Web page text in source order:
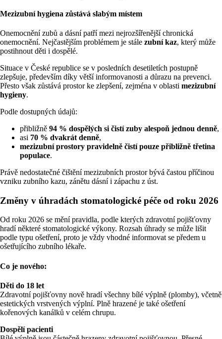
Mezizubní hygiena zůstává slabým místem
Onemocnění zubů a dásní patří mezi nejrozšířenější chronická
onemocnění. Nejčastějším problémem je stále zubní kaz, který může
postihnout děti i dospělé.
Situace v České republice se v posledních desetiletích postupně
zlepšuje, především díky větší informovanosti a důrazu na prevenci.
Přesto však zůstává prostor ke zlepšení, zejména v oblasti mezizubní
hygieny.
Podle dostupných údajů:
přibližně 94 % dospělých si čistí zuby alespoň jednou denně,
asi 70 % dvakrát denně,
mezizubní prostory pravidelně čistí pouze přibližně třetina
populace.
Právě nedostatečné čištění mezizubních prostor bývá častou příčinou
vzniku zubního kazu, zánětu dásní i zápachu z úst.
Změny v úhradách stomatologické péče od roku 2026
Od roku 2026 se mění pravidla, podle kterých zdravotní pojišťovny
hradí některé stomatologické výkony. Rozsah úhrady se může lišit
podle typu ošetření, proto je vždy vhodné informovat se předem u
ošetřujícího zubního lékaře.
Co je nového:
Děti do 18 let
Zdravotní pojišťovny nově hradí všechny bílé výplně (plomby), včetně
estetických vrstvených výplní. Plně hrazené je také ošetření
kořenových kanálků v celém chrupu.
Dospělí pacienti